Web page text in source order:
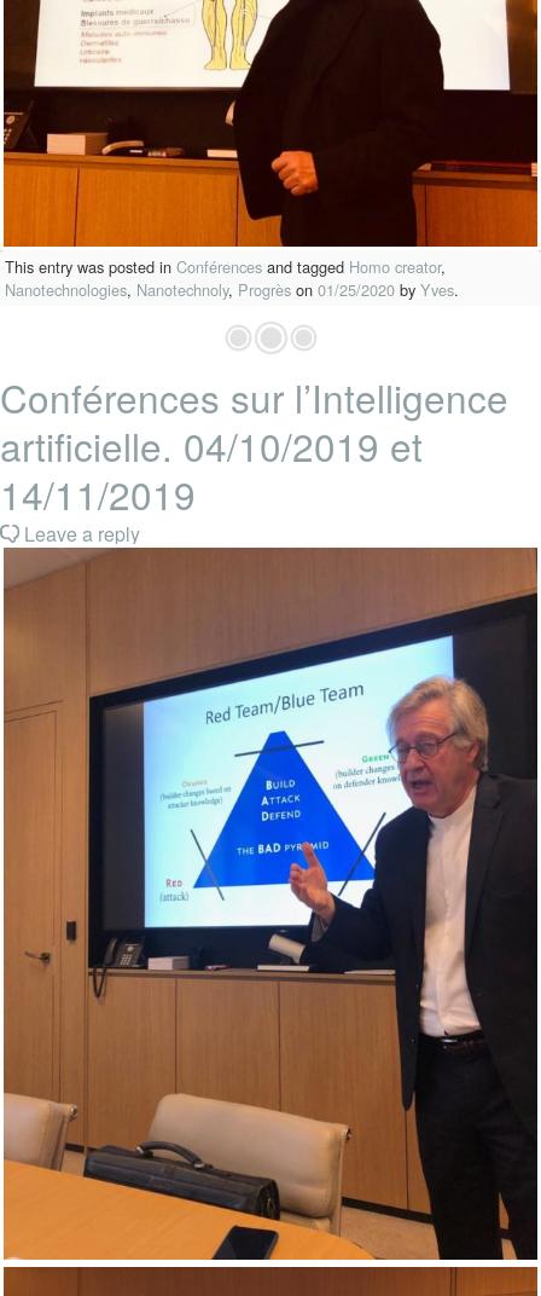
This entry was posted in Conférences and tagged Homo creator,
Nanotechnologies, Nanotechnoly, Progrès on 01/25/2020 by Yves.
Conférences sur l’Intelligence
artificielle. 04/10/2019 et
14/11/2019
Leave a reply